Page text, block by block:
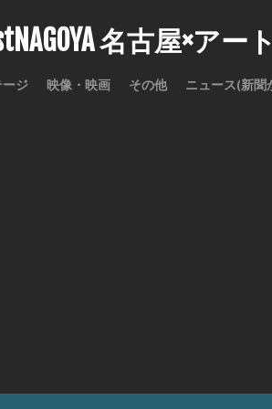
名古屋×ア
ージ 映像・映画 その他 ニュース(新聞